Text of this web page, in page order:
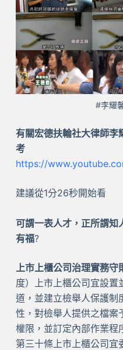
#李耀
有關宏德扶輪社大律師李
考
https://
建議從1分26秒開始看
可謂一表人才，正所謂知
有福?
上市上櫃公司治理實務守
度）上市上櫃公司宜設置
道，並建立檢舉人保護制
性，對檢舉人提供之檔案
權限，並訂定內部作業程
第三十條上市上櫃公司宜